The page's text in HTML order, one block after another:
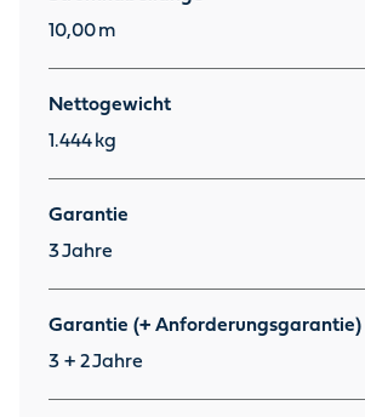
10,00 m
Nettogewicht
1.444 kg
Garantie
3Jahre
Garantie (+ Anforderungsgarantie)
3 + 2Jahre